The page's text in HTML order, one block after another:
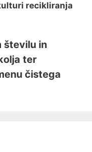
recikliranja
številu in
ter
čistega